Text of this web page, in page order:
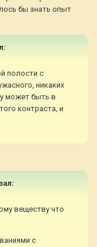
бы знать опыт
полости с
никаких
может быть в
контраста, и
веществу что
с